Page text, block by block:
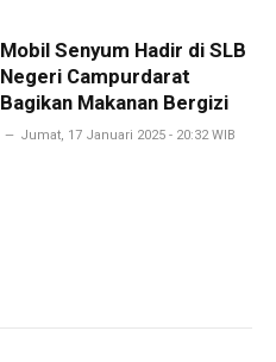
Mobil Senyum Hadir di SLB
Negeri Campurdarat
Bagikan Makanan Bergizi
Jumat, 17 Januari 2025 - 20:32 WIB